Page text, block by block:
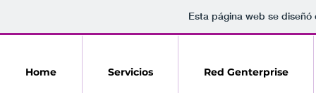
Esta página web se
Home Servicios Red Genterprise